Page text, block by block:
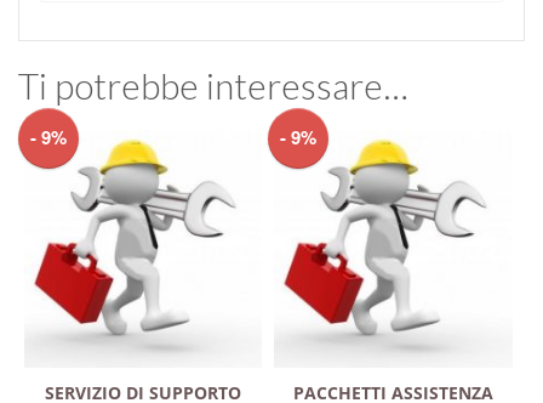
Ti potrebbe interessare…
- 9%
SERVIZIO DI SUPPORTO
- 9%
PACCHETTI ASSISTENZA